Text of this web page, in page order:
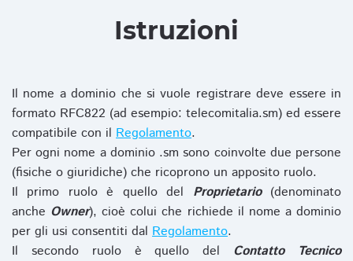
Istruzioni
Il nome a dominio che si vuole registrare deve essere in
formato RFC822 (ad esempio: telecomitalia.sm) ed essere
compatibile con il Regolamento.
Per ogni nome a dominio .sm sono coinvolte due persone
(fisiche o giuridiche) che ricoprono un apposito ruolo.
Il primo ruolo è quello del Proprietario(denominato
anche Owner), cioè colui che richiede il nome a dominio
per gli usi consentiti dal Regolamento.
Il secondo ruolo è quello del Contatto Tecnico